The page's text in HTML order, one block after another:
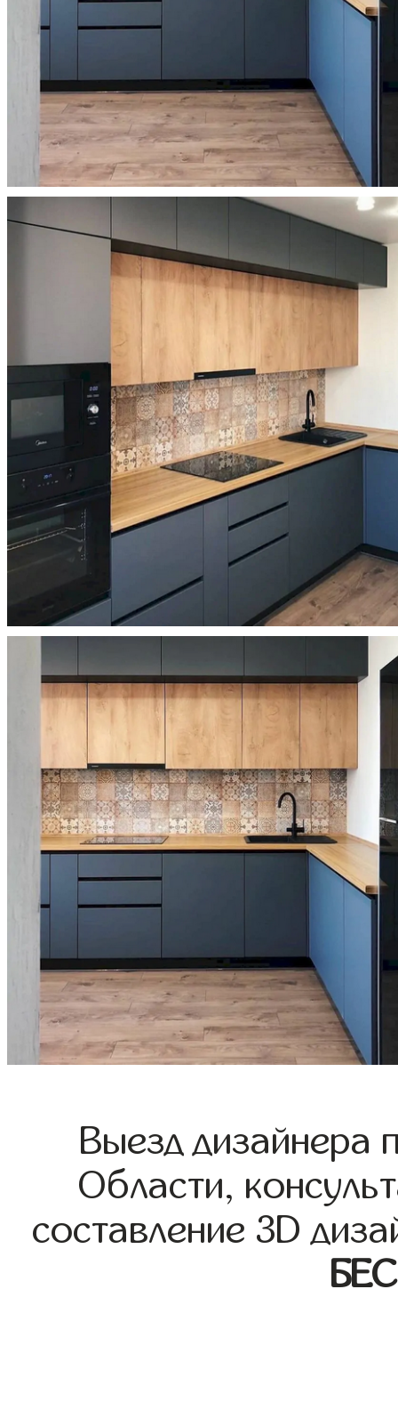
Выезд дизайнера
Области,
составление 3D